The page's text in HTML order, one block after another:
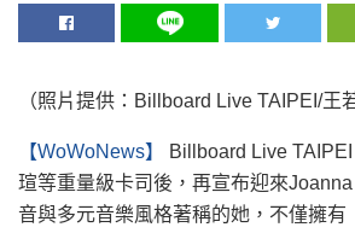
（照片提供：Billboard Live TAIPEI/王
【WoWoNews】
Billboard Live
瑄等重量級卡司後，再宣布迎來
音與多元音樂風格著稱的她，不僅擁有